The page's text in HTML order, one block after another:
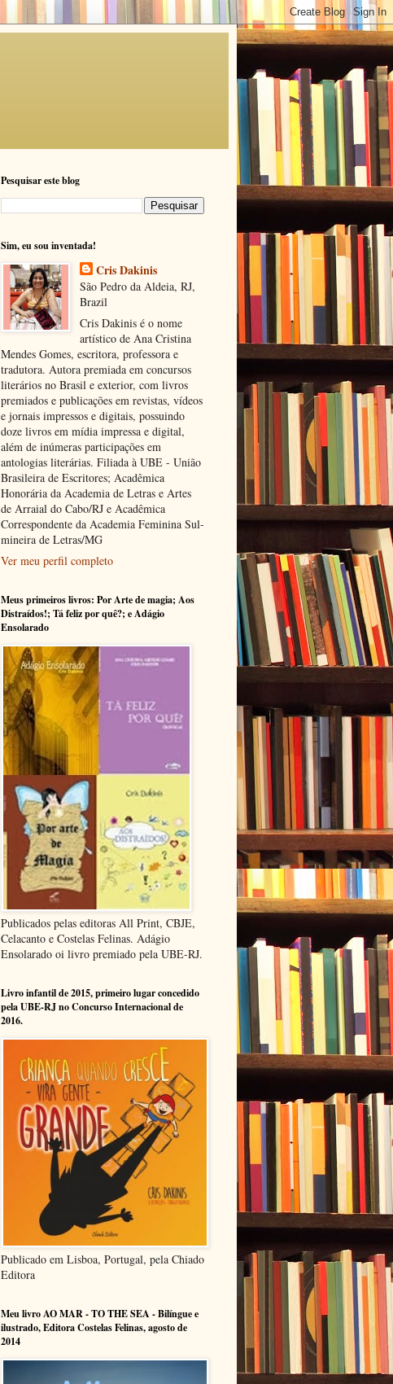
Pesquisar este blog
Sim, eu sou inventada!
Cris Dakinis
São Pedro da Aldeia, RJ,
Brazil
Cris Dakinis é o nome
artístico de Ana Cristina
Mendes Gomes, escritora, professora e
tradutora. Autora premiada em concursos
literários no Brasil e exterior, com livros
premiados e publicações em revistas, vídeos
e jornais impressos e digitais, possuindo
doze livros em mídia impressa e digital,
além de inúmeras participações em
antologias literárias. Filiada à UBE - União
Brasileira de Escritores; Acadêmica
Honorária da Academia de Letras e Artes
de Arraial do Cabo/RJ e Acadêmica
Correspondente da Academia Feminina Sul-
mineira de Letras/MG
Ver meu perfil completo
Meus primeiros livros: Por Arte de magia; Aos
Distraídos!; Tá feliz por quê?; e Adágio
Ensolarado
Publicados pelas editoras All Print, CBJE,
Celacanto e Costelas Felinas. Adágio
Ensolarado oi livro premiado pela UBE-RJ.
Livro infantil de 2015, primeiro lugar concedido
pela UBE-RJ no Concurso Internacional de
2016.
Publicado em Lisboa, Portugal, pela Chiado
Editora
Meu livro AO MAR - TO THE SEA - Bilíngue e
ilustrado, Editora Costelas Felinas, agosto de
2014